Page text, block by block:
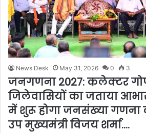
News Desk May 31, 2026 0 3
जनगणना 2027: कलेक्टर
जिलेवासियों का जताया
में शुरू होगा जनसंख्या गणना
उप मुख्यमंत्री विजय शर्मा….